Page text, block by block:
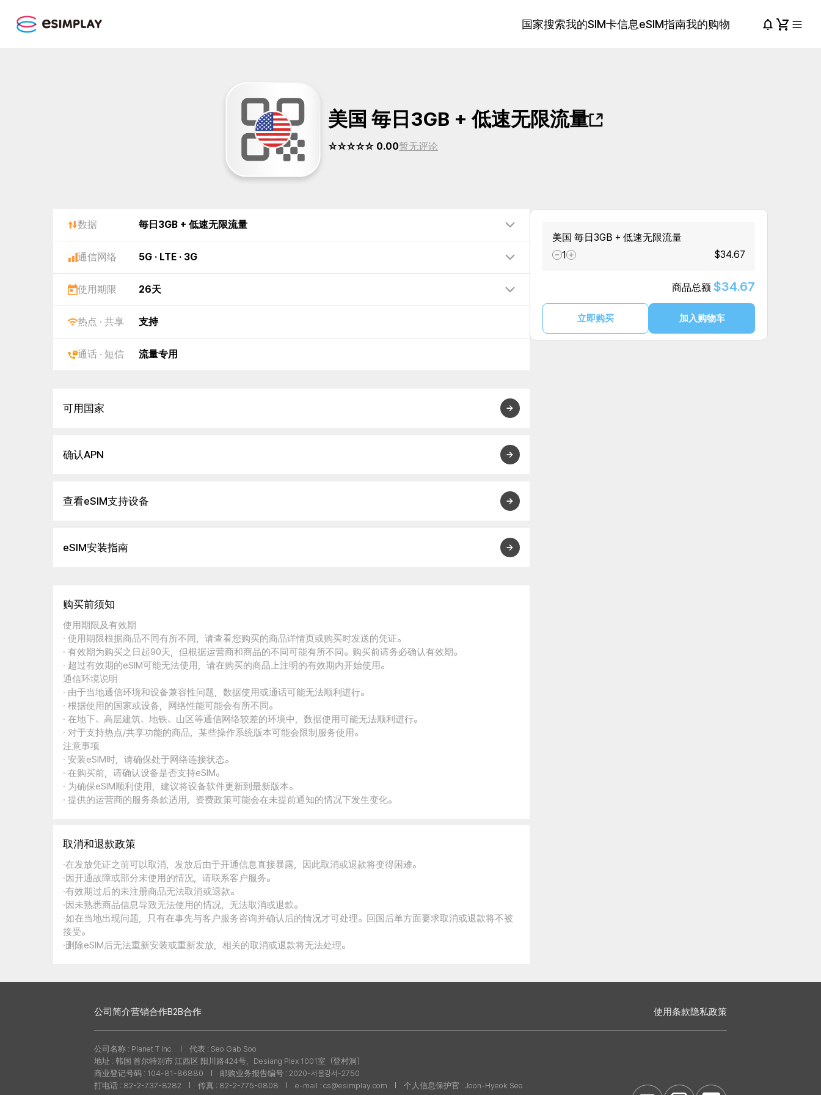
国家搜索我的SIM卡信息eSIM指南我的购物
美国 毎日3GB + 低速无限流量
☆☆☆☆☆ 0.00暂无评论
数据 毎日3GB + 低速无限流量
通信网络 5G · LTE · 3G
使用期限 26天
热点 · 共享 支持
通话 · 短信 流量专用
可用国家
确认APN
查看eSIM支持设备
eSIM安装指南
购买前须知
使用期限及有效期
· 使用期限根据商品不同有所不同，请查看您购买的商品详情页或购买时发送的凭证。
· 有效期为购买之日起90天，但根据运营商和商品的不同可能有所不同。购买前请务必确认有效期。
· 超过有效期的eSIM可能无法使用，请在购买的商品上注明的有效期内开始使用。
通信环境说明
· 由于当地通信环境和设备兼容性问题，数据使用或通话可能无法顺利进行。
· 根据使用的国家或设备，网络性能可能会有所不同。
· 在地下、高层建筑、地铁、山区等通信网络较差的环境中，数据使用可能无法顺利进行。
· 对于支持热点/共享功能的商品，某些操作系统版本可能会限制服务使用。
注意事项
· 安装eSIM时，请确保处于网络连接状态。
· 在购买前，请确认设备是否支持eSIM。
· 为确保eSIM顺利使用，建议将设备软件更新到最新版本。
· 提供的运营商的服务条款适用，资费政策可能会在未提前通知的情况下发生变化。
取消和退款政策
·在发放凭证之前可以取消，发放后由于开通信息直接暴露，因此取消或退款将变得困难。
·因开通故障或部分未使用的情况，请联系客户服务。
·有效期过后的未注册商品无法取消或退款。
·因未熟悉商品信息导致无法使用的情况，无法取消或退款。
·如在当地出现问题，只有在事先与客户服务咨询并确认后的情况才可处理。回国后单方面要求取消或退款将不被
接受。
·删除eSIM后无法重新安装或重新发放，相关的取消或退款将无法处理。
美国 毎日3GB + 低速无限流量
1
$34.67
商品总额 $34.67
立即购买 加入购物车
公司简介营销合作B2B合作 使用条款隐私政策
公司名称 : Planet T Inc.
代表 : Seo Gab Soo
地址 : 韩国 首尔特别市 江西区 阳川路424号，Desiang Plex 1001室（登村洞）
商业登记号码 : 104-81-86880
邮购业务报告编号 : 2020-서울강서-2750
打电话 : 82-2-737-8282
传真 : 82-2-775-0808 e-mail : cs@esimplay.com 个人信息保护官 : Joon-Hyeok Seo